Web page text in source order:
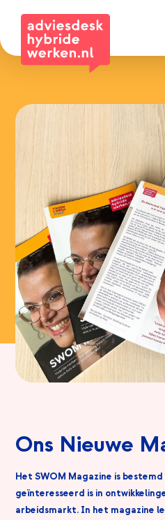
Ons Nieuwe
Het SWOM Magazine is
geïnteresseerd is in
arbeidsmarkt. In het magazine